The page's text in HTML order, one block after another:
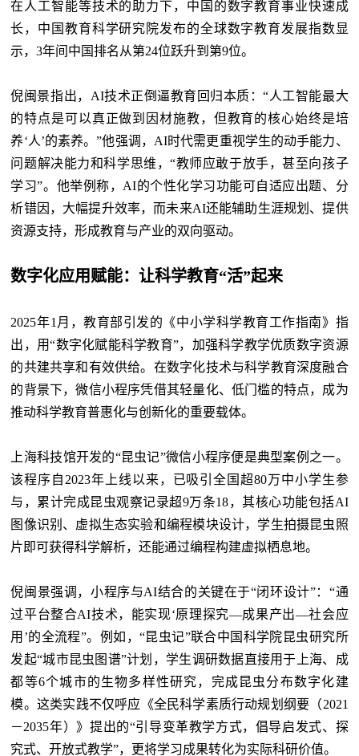
在人工智能等技术的助力下，中国的数字教育事业快速成
长，中国教育科学研究院发布的全球数字教育发展指数显
示，3年间中国排名从第24位跃升到第9位。
倪闽景指出，AI技术正倒逼教育回归本质：“人工智能最大
的特点是可以真正做到因材施教，但教育的核心始终是培
养‘人’的素养。”他强调，AI时代需更重视学生的动手能力、
问题解决能力和科学思维，“教师应敢于放手，甚至向孩子
学习”。他举例称，AI的个性化学习功能可自适应出题、分
析错因，大幅提升效率，而未来AI还能辅助生涯规划、提供
资源支持，形成教育与产业的双向驱动。
数字化应用赋能：让科学教育“活”起来
2025年1月，教育部引发的《中小学科学教育工作指南》指
出，用“数字化赋能科学教育”，加强科学教学优质数字资源
的共建共享和有效供给。在数字化技术与科学教育深度融合
的背景下，微信小程序凭借其轻量化、低门槛的特点，成为
推动科学教育普惠化与创新化的重要载体。
上海科技馆开发的“昆虫记”微信小程序便是典型案例之一。
该程序自2023年上线以来，已吸引全国超80万中小学生参
与，累计完成昆虫观察记录超9万条18，其核心功能包括AI
图像识别、虚拟生态实验和编程模块设计，学生拍摄昆虫照
片即可获得科学解析，还能通过编程构建虚拟栖息地。
倪闽景强调，小程序与AI结合的关键在于“闭环设计”：“通
过平台整合AI技术，能实现‘原理探究—成果产出—社会应
用’的全流程”。例如，“昆虫记”联合中国科学院昆虫研究所
发起“城市昆虫图谱”计划，学生调研数据直接用于上海、成
都等6个城市的生物多样性研究，完成昆虫分布数字化建
模。这类实践不仅呼应《全民科学素质行动规划纲要（2021
－2035年）》提出的“引导变革教学方式，倡导启发式、探
究式、开放式教学”，更将学习成果转化为实际科研价值。